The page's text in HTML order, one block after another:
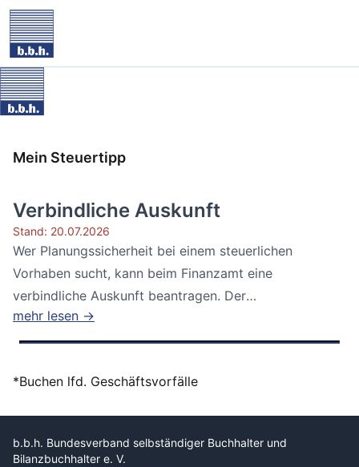
Mein Steuertipp
Verbindliche Auskunft
Stand: 20.07.2026
Wer Planungssicherheit bei einem steuerlichen
Vorhaben sucht, kann beim Finanzamt eine
verbindliche Auskunft beantragen. Der
Bundesfinanzhof...
mehr lesen →
*Buchen lfd. Geschäftsvorfälle
b.b.h. Bundesverband selbständiger Buchhalter und
Bilanzbuchhalter e. V.